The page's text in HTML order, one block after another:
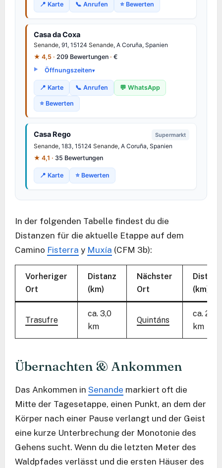
📍 Karte 📞 Anrufen ⭐ Bewerten
Casa da Coxa
Senande, 91, 15124 Senande, A Coruña, Spanien
★ 4,5 · 209 Bewertungen · €
Öffnungszeiten
📍 Karte 📞 Anrufen 💬 WhatsApp
⭐ Bewerten
Casa Rego Supermarkt
Senande, 183, 15124 Senande, A Coruña, Spanien
★ 4,1 · 35 Bewertungen
📍 Karte ⭐ Bewerten
In der folgenden Tabelle findest du die
Distanzen für die aktuelle Etappe auf dem
Camino Fisterra y Muxía (CFM 3b):
Vorheriger
Ort
Distanz
(km)
Nächster
Ort
Distanz
(km)
Trasufre
ca. 3,0
km
Quintáns
ca. 2,1
km
Übernachten & Ankommen
Das Ankommen in Senande markiert oft die
Mitte der Tagesetappe, einen Punkt, an dem der
Körper nach einer Pause verlangt und der Geist
eine kurze Unterbrechung der Monotonie des
Gehens sucht. Wenn du die letzten Meter des
Waldpfades verlässt und die ersten Häuser des